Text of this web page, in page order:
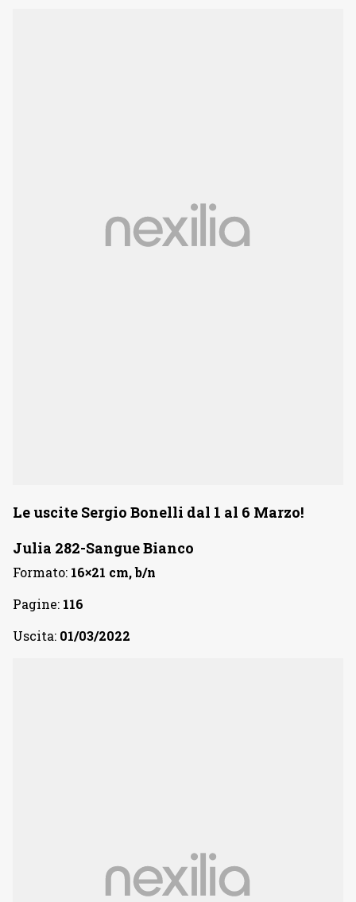
Le uscite Sergio Bonelli dal 1 al 6 Marzo!
Julia 282-Sangue Bianco
Formato: 16×21 cm, b/n
Pagine: 116
Uscita: 01/03/2022